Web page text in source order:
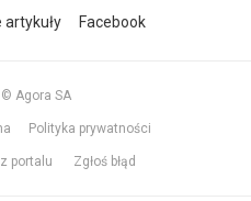
artykuły Facebook
Agora SA
Polityka prywatności
portalu Zgłoś błąd